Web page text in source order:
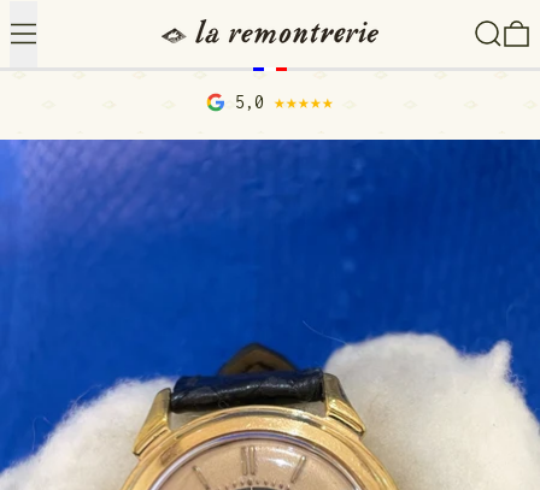
Menu
5,0 ★★★★★